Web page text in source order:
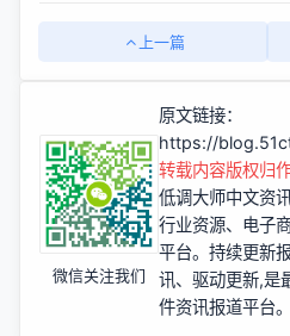
上一篇
微信关注我们
原文链接：
https://
转载内容版权归
低调大师中文资
行业资源、电子
平台。持续更新
讯、驱动更新,是
件资讯报道平台。